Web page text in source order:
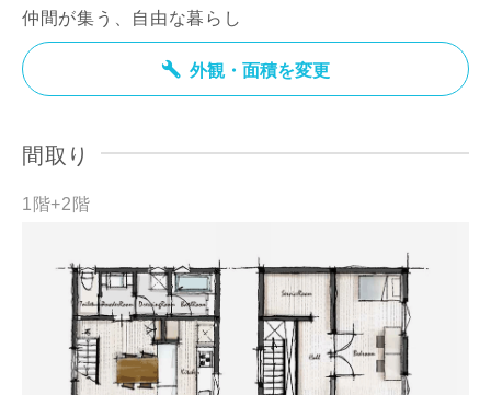
仲間が集う、自由な暮らし
外観・面積を変更
間取り
1階+2階